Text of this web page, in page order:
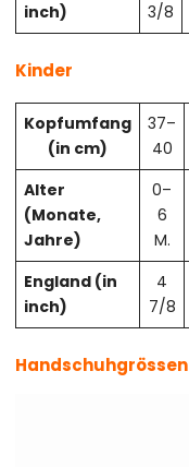
inch)
3/8
Kinder
Kopfumfang
(in cm)
37–
40
Alter
(Monate,
Jahre)
0–
6
M.
England (in
inch)
4
7/8
Handschuhgrössen